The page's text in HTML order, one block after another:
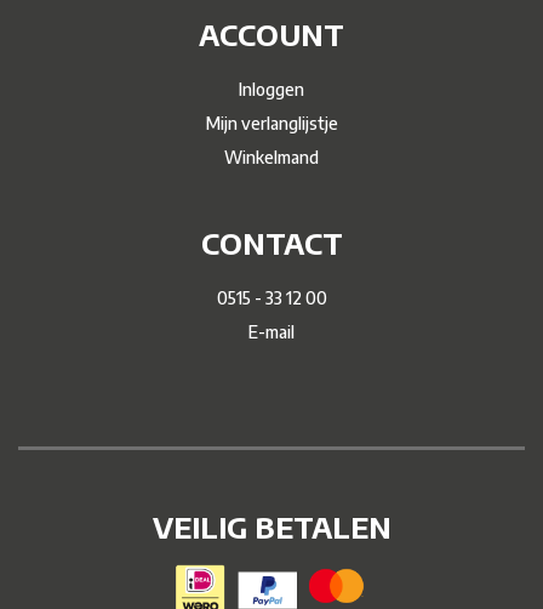
ACCOUNT
Inloggen
Mijn verlanglijstje
Winkelmand
CONTACT
0515 - 33 12 00
E-mail
VEILIG BETALEN